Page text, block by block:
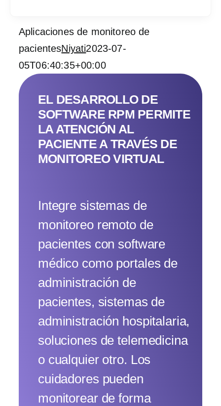
Services
Contratar
Acerca de IT
RFP
Aplicaciones de monitoreo de
pacientesNiyati2023-07-
05T06:40:35+00:00
EL DESARROLLO DE
SOFTWARE RPM PERMITE
LA ATENCIÓN AL
PACIENTE A TRAVÉS DE
MONITOREO VIRTUAL
Integre sistemas de
monitoreo remoto de
pacientes con software
médico como portales de
administración de
pacientes, sistemas de
administración hospitalaria,
soluciones de telemedicina
o cualquier otro. Los
cuidadores pueden
monitorear de forma